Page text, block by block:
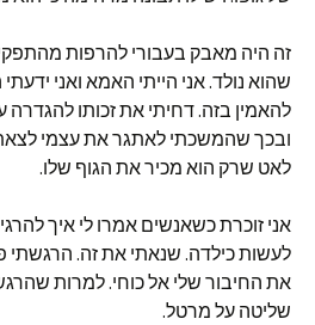
זה היה מאבק בעבורי להרפות
שהוא נולד. אני הייתי האמא ואני
להאמין בזה. דחיתי את זכותו
ובכך שהמשכתי לאתגר את עצמי
לאט שרק הוא מכיר את הגוף שלו.
אני זוכרת כשאנשים אמרו לי איך
לעשות כילדה. שנאתי את זה.
את החיבור שלי אל כוחי. למרות
שליטה על מרטל.